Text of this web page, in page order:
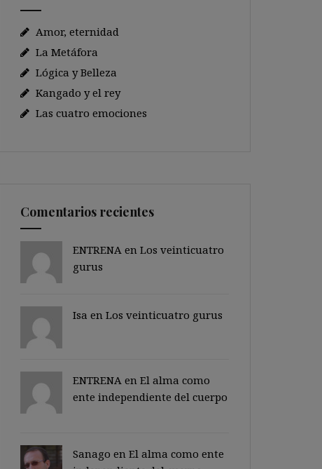
Amor, eternidad
La Metáfora
Lógica y Belleza
Kangado y el rey
Las cuatro emociones
Comentarios recientes
ENTRENA en Los veinticuatro
gurus
Isa en Los veinticuatro gurus
ENTRENA en El alma como
ente independiente del cuerpo
Sanago en El alma como ente